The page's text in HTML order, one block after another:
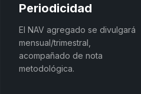
Periodicidad
El NAV agregado se divulgará
mensual/trimestral,
acompañado de nota
metodológica.